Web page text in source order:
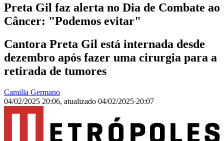
Preta Gil faz alerta no Dia de Combate ao
Câncer: "Podemos evitar"
Cantora Preta Gil está internada desde
dezembro após fazer uma cirurgia para a
retirada de tumores
Camilla Germano
04/02/2025 20:06, atualizado 04/02/2025 20:07